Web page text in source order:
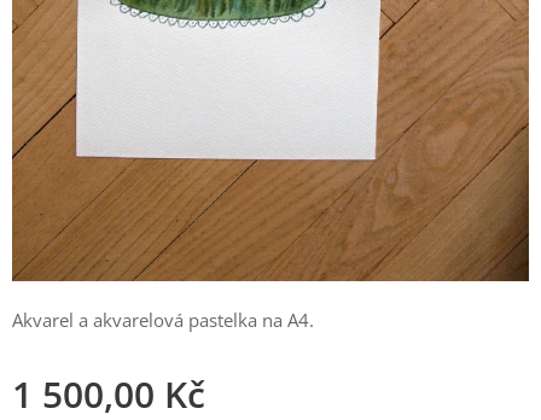
Akvarel a akvarelová pastelka na A4.
1 500,00 Kč